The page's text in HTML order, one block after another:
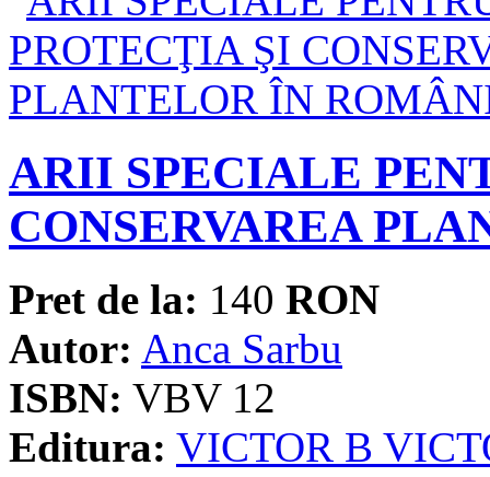
ARII SPECIALE
CONSERVAREA
Pret de la: 140 RON
Autor: Anca Sarbu
ISBN: VBV 12
Editura: VICTOR B